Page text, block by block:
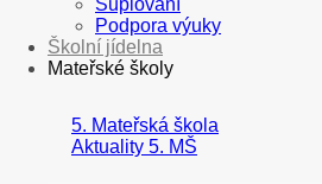
Podpora výuky
Školní jídelna
Mateřské školy
5. Mateřská škola
Aktuality 5. MŠ